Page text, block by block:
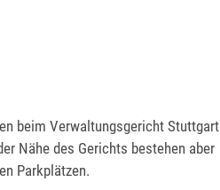
beim Verwaltungsgericht Stuttgart
Nähe des Gerichts bestehen aber
Parkplätzen.